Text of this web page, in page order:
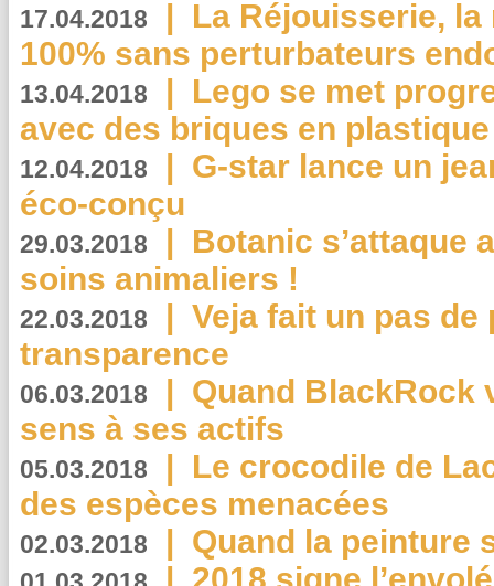
17.04.2018 | La Réjouisserie,
100% sans perturbateurs
13.04.2018 | Lego se met
avec des briques en
12.04.2018 | G-star lance un
éco-conçu
29.03.2018 | Botanic s’attaque
soins animaliers !
22.03.2018 | Veja fait un pas de
transparence
06.03.2018 | Quand BlackRock
sens à ses actifs
05.03.2018 | Le crocodile de
des espèces menacées
02.03.2018 | Quand la peinture